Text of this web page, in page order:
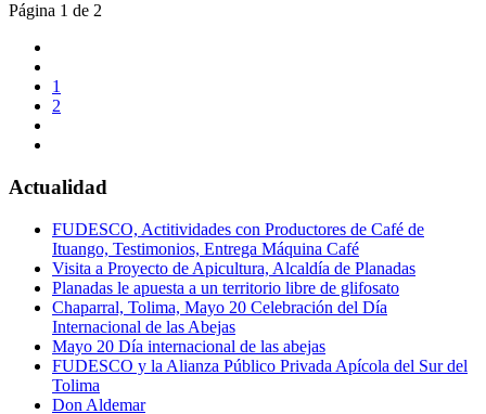
Página 1 de 2
1
2
Actualidad
FUDESCO, Actitividades con Productores de Café de
Ituango, Testimonios, Entrega Máquina Café
Visita a Proyecto de Apicultura, Alcaldía de Planadas
Planadas le apuesta a un territorio libre de glifosato
Chaparral, Tolima, Mayo 20 Celebración del Día
Internacional de las Abejas
Mayo 20 Día internacional de las abejas
FUDESCO y la Alianza Público Privada Apícola del Sur del
Tolima
Don Aldemar